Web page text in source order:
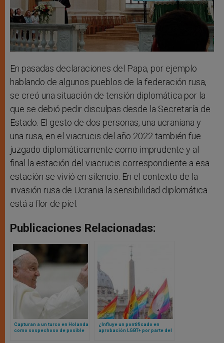
En pasadas declaraciones del Papa, por ejemplo
hablando de algunos pueblos de la federación rusa,
se creó una situación de tensión diplomática por la
que se debió pedir disculpas desde la Secretaría de
Estado. El gesto de dos personas, una ucraniana y
una rusa, en el viacrucis del año 2022 también fue
juzgado diplomáticamente como imprudente y al
final la estación del viacrucis correspondiente a esa
estación se vivió en silencio. En el contexto de la
invasión rusa de Ucrania la sensibilidad diplomática
está a flor de piel.
Publicaciones Relacionadas:
Capturan a un turco en Holanda
como sospechoso de posible
¿Influye un pontificado en
aprobación LGBT+ por parte del